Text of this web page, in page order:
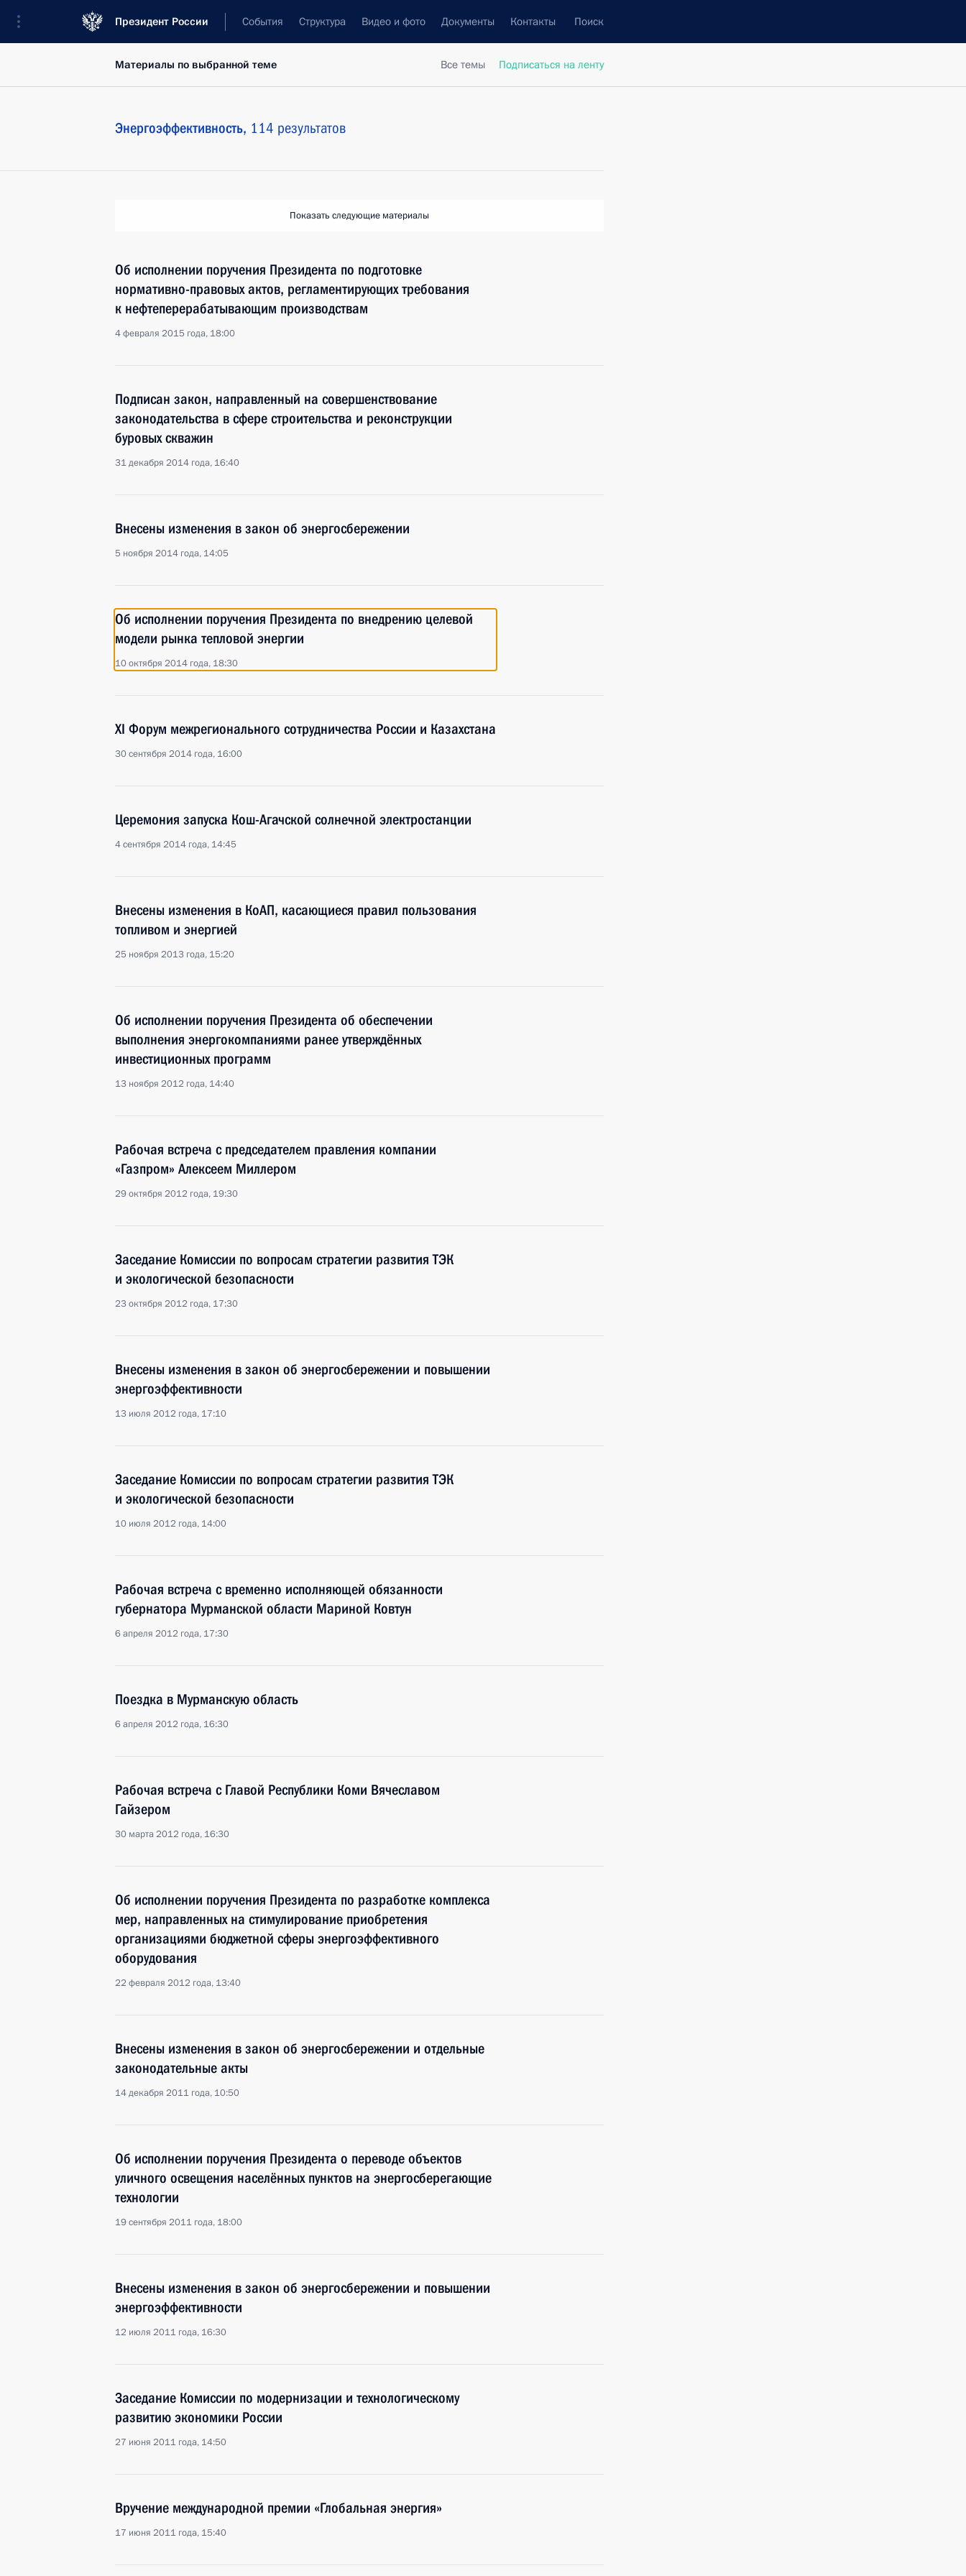
Президент России События Структура Видео и фото Документы Контакты Поиск
Все темы Подписаться на ленту
Материалы по выбранной теме
Энергоэффективность, 114 результатов
Показать следующие материалы
Об исполнении поручения Президента по подготовке
нормативно-правовых актов, регламентирующих требования
к нефтеперерабатывающим производствам
4 февраля 2015 года, 18:00
Подписан закон, направленный на совершенствование
законодательства в сфере строительства и реконструкции
буровых скважин
31 декабря 2014 года, 16:40
Внесены изменения в закон об энергосбережении
5 ноября 2014 года, 14:05
Об исполнении поручения Президента по внедрению целевой
модели рынка тепловой энергии
10 октября 2014 года, 18:30
XI Форум межрегионального сотрудничества России и Казахстана
30 сентября 2014 года, 16:00
Церемония запуска Кош-Агачской солнечной электростанции
4 сентября 2014 года, 14:45
Внесены изменения в КоАП, касающиеся правил пользования
топливом и энергией
25 ноября 2013 года, 15:20
Об исполнении поручения Президента об обеспечении
выполнения энергокомпаниями ранее утверждённых
инвестиционных программ
13 ноября 2012 года, 14:40
Рабочая встреча с председателем правления компании
«Газпром» Алексеем Миллером
29 октября 2012 года, 19:30
Заседание Комиссии по вопросам стратегии развития ТЭК
и экологической безопасности
23 октября 2012 года, 17:30
Внесены изменения в закон об энергосбережении и повышении
энергоэффективности
13 июля 2012 года, 17:10
Заседание Комиссии по вопросам стратегии развития ТЭК
и экологической безопасности
10 июля 2012 года, 14:00
Рабочая встреча с временно исполняющей обязанности
губернатора Мурманской области Мариной Ковтун
6 апреля 2012 года, 17:30
Поездка в Мурманскую область
6 апреля 2012 года, 16:30
Рабочая встреча с Главой Республики Коми Вячеславом
Гайзером
30 марта 2012 года, 16:30
Об исполнении поручения Президента по разработке комплекса
мер, направленных на стимулирование приобретения
организациями бюджетной сферы энергоэффективного
оборудования
22 февраля 2012 года, 13:40
Внесены изменения в закон об энергосбережении и отдельные
законодательные акты
14 декабря 2011 года, 10:50
Об исполнении поручения Президента о переводе объектов
уличного освещения населённых пунктов на энергосберегающие
технологии
19 сентября 2011 года, 18:00
Внесены изменения в закон об энергосбережении и повышении
энергоэффективности
12 июля 2011 года, 16:30
Заседание Комиссии по модернизации и технологическому
развитию экономики России
27 июня 2011 года, 14:50
Вручение международной премии «Глобальная энергия»
17 июня 2011 года, 15:40